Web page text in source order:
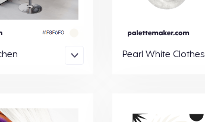
Pearl White Clothes